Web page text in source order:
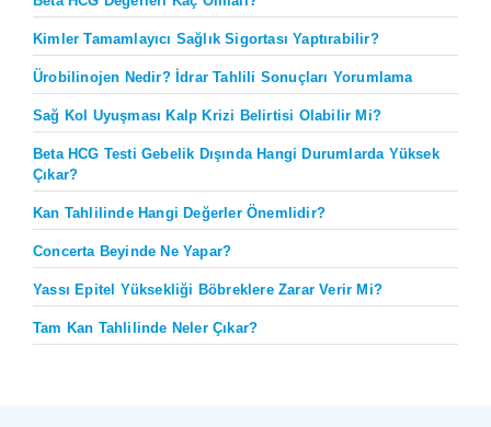
Kimler Tamamlayıcı Sağlık Sigortası Yaptırabilir?
Ürobilinojen Nedir? İdrar Tahlili Sonuçları Yorumlama
Sağ Kol Uyuşması Kalp Krizi Belirtisi Olabilir Mi?
Beta HCG Testi Gebelik Dışında Hangi Durumlarda Yüksek
Çıkar?
Kan Tahlilinde Hangi Değerler Önemlidir?
Concerta Beyinde Ne Yapar?
Yassı Epitel Yüksekliği Böbreklere Zarar Verir Mi?
Tam Kan Tahlilinde Neler Çıkar?